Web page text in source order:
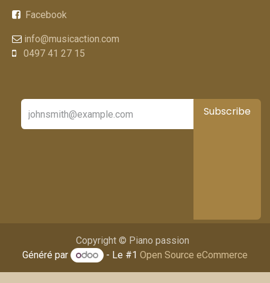
Subscribe
Facebook
info@musicaction.com
0497 41 27 15
Copyright © Piano passion
Généré par
- Le #1 Open Source eCommerce